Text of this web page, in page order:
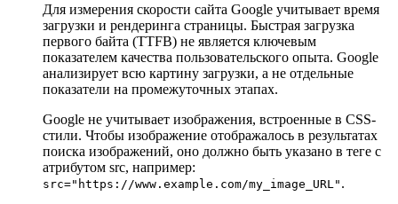
Для измерения скорости сайта Google учитывает время
загрузки и рендеринга страницы. Быстрая загрузка
первого байта (TTFB) не является ключевым
показателем качества пользовательского опыта. Google
анализирует всю картину загрузки, а не отдельные
показатели на промежуточных этапах.
Google не учитывает изображения, встроенные в CSS-
стили. Чтобы изображение отображалось в результатах
поиска изображений, оно должно быть указано в теге с
атрибутом src, например:
src="https://www.example.com/my_image_URL" .